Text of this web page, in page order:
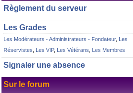
Règlement du serveur
Les Grades
Les Modérateurs - Administrateurs - Fondateur, Les
Réservistes
Les VIP, Les Vétérans Les Membres
Signaler une absence
Sur le forum